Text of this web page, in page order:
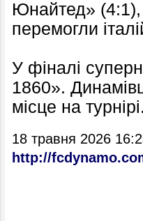
Юнайтед» (4:1),
перемогли
У фіналі
1860».
місце на турнірі.
18 травня 2026
http://